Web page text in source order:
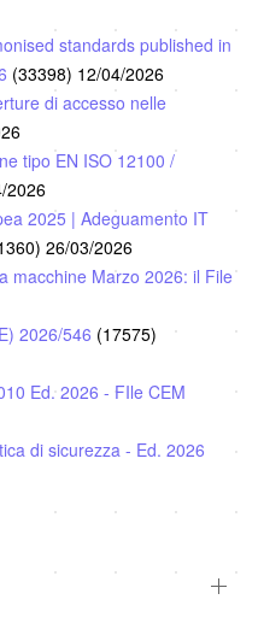
standards published in
(33398) 12/04/2026
di accesso nelle
tipo EN ISO 12100 /
2026
2025 | Adeguamento IT
26/03/2026
macchine Marzo 2026: il File
2026/546 (17575)
Ed. 2026 - FIle CEM
di sicurezza - Ed. 2026